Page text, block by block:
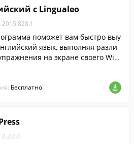
с Lingualeo
поможет вам быстро выу
язык, выполняя разли
на экране своего Win
которые помогут вам б
Бесплатно